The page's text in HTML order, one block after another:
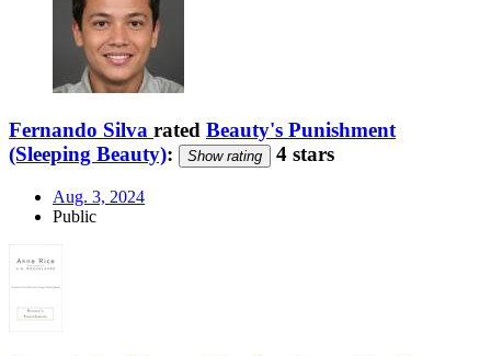
Fernando Silva rated Beauty's Punishment
(Sleeping Beauty): Show rating 4 stars
Aug. 3, 2024
Public